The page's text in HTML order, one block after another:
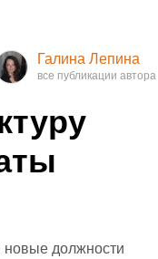
Галина Лепина
новые должности